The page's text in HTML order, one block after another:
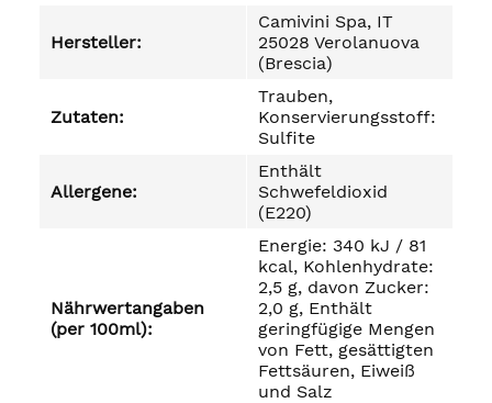
Hersteller:
Camivini Spa, IT
25028 Verolanuova
(Brescia)
Zutaten:
Trauben,
Konservierungsstoff:
Sulfite
Allergene:
Enthält
Schwefeldioxid
(E220)
Nährwertangaben
(per 100ml):
Energie: 340 kJ / 81
kcal, Kohlenhydrate:
2,5 g, davon Zucker:
2,0 g, Enthält
geringfügige Mengen
von Fett, gesättigten
Fettsäuren, Eiweiß
und Salz